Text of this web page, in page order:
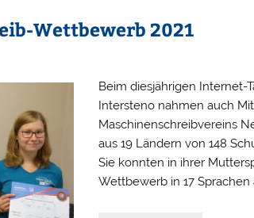
Wettbewerb 2021
Beim diesjährigen Internet-
Intersteno nahmen auch
Maschinenschreibvereins
aus 19 Ländern von 148
Sie konnten in ihrer
Wettbewerb in 17